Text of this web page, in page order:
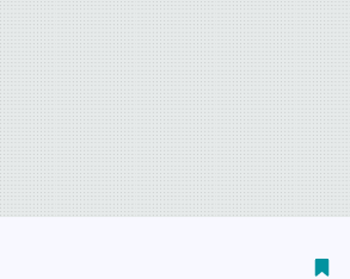
Arrecadação federal cai 6,91% em 2020,